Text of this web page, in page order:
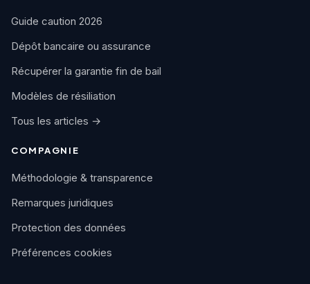
Guide caution 2026
Dépôt bancaire ou assurance
Récupérer la garantie fin de bail
Modèles de résiliation
Tous les articles →
COMPAGNIE
Méthodologie & transparence
Remarques juridiques
Protection des données
Préférences cookies